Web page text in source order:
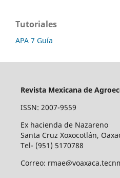
Tutoriales
APA 7 Guía
Revista Mexicana de
ISSN: 2007-9559
Ex hacienda de Nazareno
Santa Cruz Xoxocotlán,
Tel- (951) 5170788
Correo: